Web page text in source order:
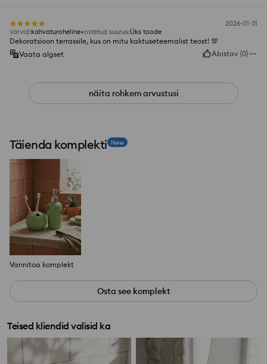
2026-01-31
värvid:kahvaturoheline ostetud suurus:Üks toode
Dekoratsioon terrassile, kus on mitu kaktuseteemalist teost! 💯
Vaata algset
Abistav (0)
näita rohkem arvustusi
Täienda komplekti New
Vannitoa komplekt
Osta see komplekt
Teised kliendid valisid ka